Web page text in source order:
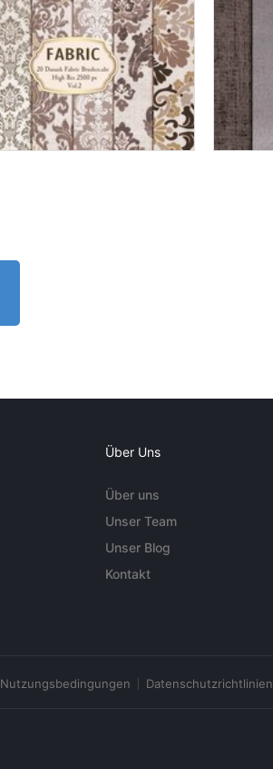
Über Uns
Über uns
Unser Team
Unser Blog
Kontakt
Nutzungsbedingungen Datenschutzrichtlinien